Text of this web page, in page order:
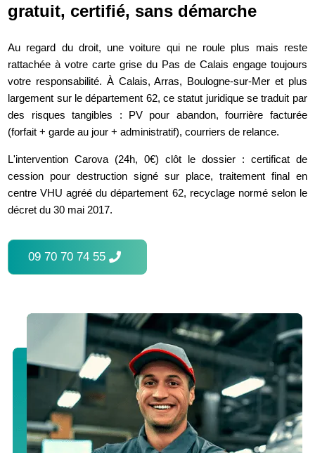
gratuit, certifié, sans démarche
Au regard du droit, une voiture qui ne roule plus mais reste
rattachée à votre carte grise du Pas de Calais engage toujours
votre responsabilité. À Calais, Arras, Boulogne-sur-Mer et plus
largement sur le département 62, ce statut juridique se traduit par
des risques tangibles : PV pour abandon, fourrière facturée
(forfait + garde au jour + administratif), courriers de relance.
L'intervention Carova (24h, 0€) clôt le dossier : certificat de
cession pour destruction signé sur place, traitement final en
centre VHU agréé du département 62, recyclage normé selon le
décret du 30 mai 2017.
09 70 70 74 55